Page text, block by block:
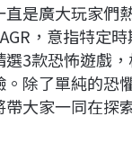
a
d
s
e
d
I
n
L
i
n
k
直是廣大玩家們
，意指特定
3款恐怖遊戲，
。除了單純的恐
帶大家一同在探